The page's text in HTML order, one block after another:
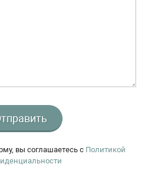
вы соглашаетесь c Политикой